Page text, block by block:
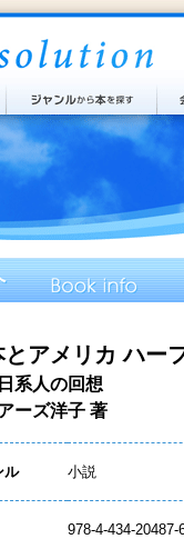
とアメリカ ハー
系人の回想
ーズ洋子 著
ル 小説
978-4-434-20487-